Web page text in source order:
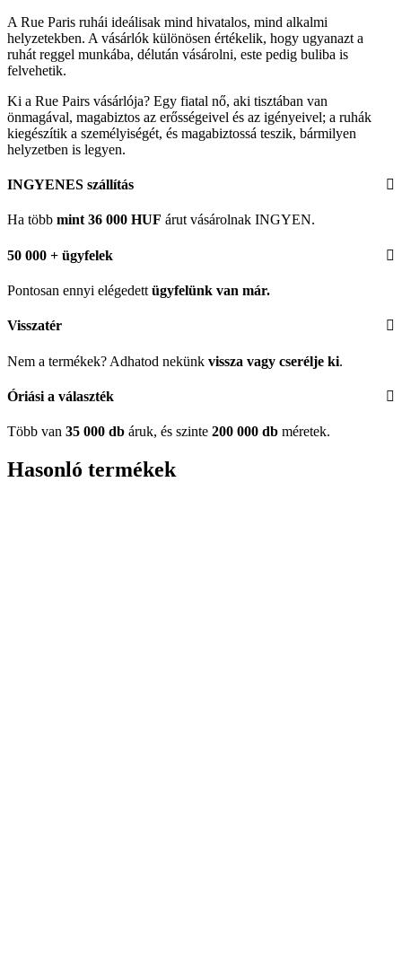
A Rue Paris ruhái ideálisak mind hivatalos, mind alkalmi
helyzetekben. A vásárlók különösen értékelik, hogy ugyanazt a
ruhát reggel munkába, délután vásárolni, este pedig buliba is
felvehetik.
Ki a Rue Pairs vásárlója? Egy fiatal nő, aki tisztában van
önmagával, magabiztos az erősségeivel és az igényeivel; a ruhák
kiegészítik a személyiségét, és magabiztossá teszik, bármilyen
helyzetben is legyen.
INGYENES szállítás
Ha több mint 36 000 HUF árut vásárolnak INGYEN.
50 000 + ügyfelek
Pontosan ennyi elégedett ügyfelünk van már.
Visszatér
Nem a termékek? Adhatod nekünk vissza vagy cserélje ki.
Óriási a választék
Több van 35 000 db áruk, és szinte 200 000 db méretek.
Hasonló termékek